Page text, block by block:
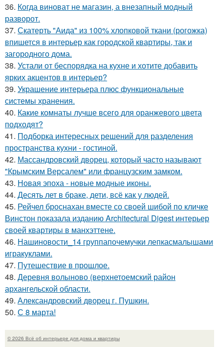
36. Когда виноват не магазин, а внезапный модный
разворот.
37. Скатерть "Аида" из 100% хлопковой ткани (рогожка)
впишется в интерьер как городской квартиры, так и
загородного дома.
38. Устали от беспорядка на кухне и хотите добавить
ярких акцентов в интерьер?
39. Украшение интерьера плюс функциональные
системы хранения.
40. Какие комнаты лучше всего для оранжевого цвета
подходят?
41. Подборка интересных решений для разделения
пространства кухни - гостиной.
42. Массандровский дворец, который часто называют
"Крымским Версалем" или французским замком.
43. Новая эпоха - новые модные иконы.
44. Десять лет в браке, дети, всё как у людей.
45. Рейчел броснахан вместе со своей шибой по кличке
Винстон показала изданию Architectural Digest интерьер
своей квартиры в манхэттене.
46. Нашиновости_14 группапочемучки лепкасмалышами
игракуклами.
47. Путешествие в прошлое.
48. Деревня волыново (верхнетоемский район
архангельской области.
49. Александровский дворец г. Пушкин.
50. С 8 марта!
© 2026 Всё об интерьере для дома и квартиры